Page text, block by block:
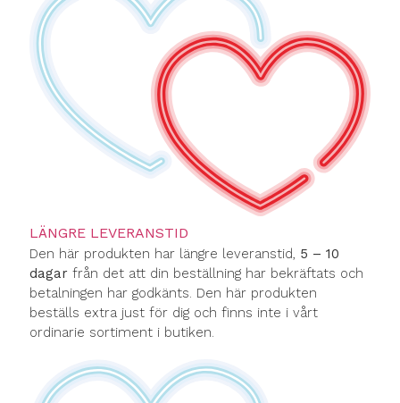
LÄNGRE LEVERANSTID
Den här produkten har längre leveranstid, 5 – 10
dagar från det att din beställning har bekräftats och
betalningen har godkänts. Den här produkten
beställs extra just för dig och finns inte i vårt
ordinarie sortiment i butiken.